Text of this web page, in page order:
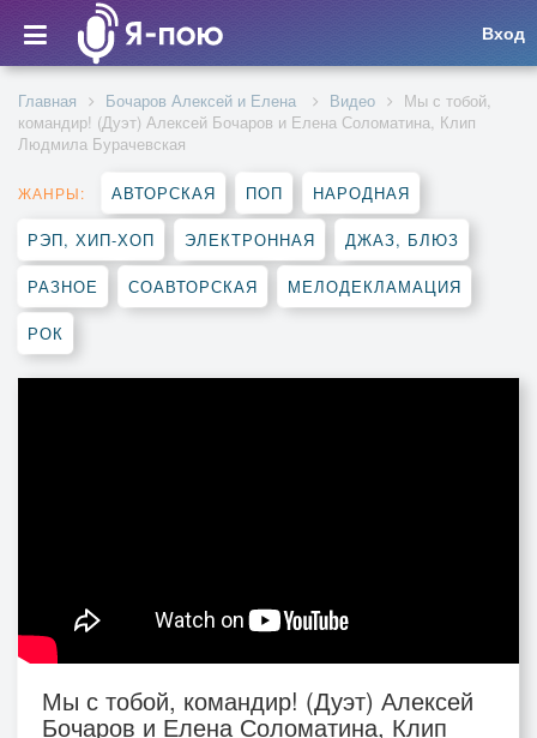
Вход
Главная Бочаров Алексей и Елена Видео
Мы с тобой,
командир! (Дуэт) Алексей Бочаров и Елена Соломатина, Клип
Людмила Бурачевская
ЖАНРЫ: АВТОРСКАЯ ПОП НАРОДНАЯ
РЭП, ХИП-ХОП ЭЛЕКТРОННАЯ ДЖАЗ, БЛЮЗ
РАЗНОЕ СОАВТОРСКАЯ МЕЛОДЕКЛАМАЦИЯ
РОК
Мы с тобой, командир! (Дуэт) Алексей
Бочаров и Елена Соломатина, Клип